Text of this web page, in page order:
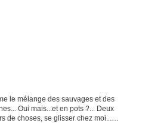
le mélange des sauvages et des
Oui mais...et en pots ?... Deux
de choses, se glisser chez moi...